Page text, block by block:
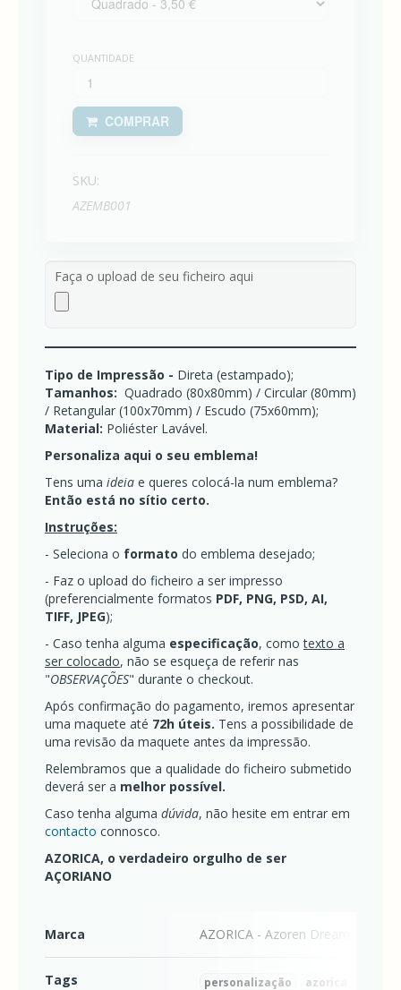
AZORICA
AZOREAN
DREAM
QUANTIDADE
COMPRAR
SKU:
AZEMB001
Faça o upload de seu ficheiro aqui
Tipo de Impressão - Direta (estampado);
Tamanhos: Quadrado (80x80mm) / Circular (80mm)
/ Retangular (100x70mm) / Escudo (75x60mm);
Material: Poliéster Lavável.
Personaliza aqui o seu emblema!
Tens uma ideia e queres colocá-la num emblema?
Então está no sítio certo.
Instruções:
- Seleciona o formato do emblema desejado;
- Faz o upload do ficheiro a ser impresso
(preferencialmente formatos PDF, PNG, PSD, AI,
TIFF, JPEG);
- Caso tenha alguma especificação, comotexto a
ser colocado, não se esqueça de referir nas
"OBSERVAÇÕES" durante o checkout.
Após confirmação do pagamento, iremos apresentar
uma maquete até 72h úteis. Tens a possibilidade de
uma revisão da maquete antes da impressão.
Relembramos que a qualidade do ficheiro submetido
deverá ser a melhor possível.
Caso tenha alguma dúvida, não hesite em entrar em
contacto connosco.
AZORICA, o verdadeiro orgulho de ser
AÇORIANO
Marca AZORICA - Azoren Dream
Tags personalização azorica